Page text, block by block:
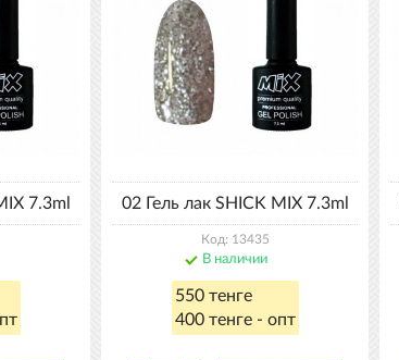
7.3ml 02 Гель лак SHICK MIX 7.3ml
Код: 13435
В наличии
550 тенге
400 тенге - опт